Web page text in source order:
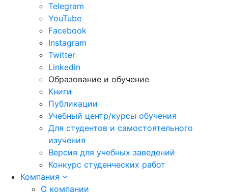
Telegram
YouTube
Facebook
Instagram
Twitter
Linkedin
Образование и обучение
Книги
Публикации
Учебный центр/курсы обучения
Для студентов и самостоятельного
изучения
Версия для учебных заведений
Конкурс студенческих работ
Компания
О компании